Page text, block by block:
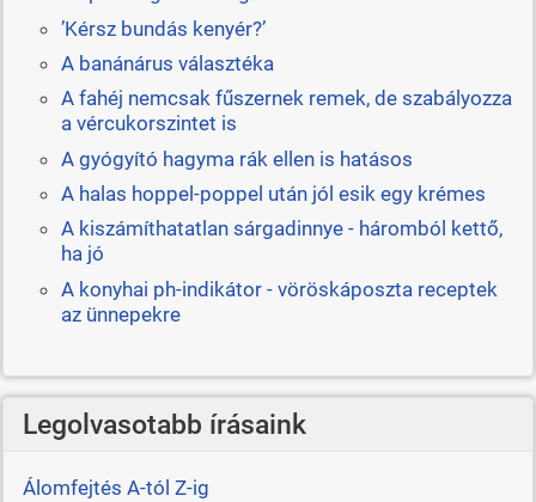
’Kérsz bundás kenyér?’
A banánárus választéka
A fahéj nemcsak fűszernek remek, de szabályozza
a vércukorszintet is
A gyógyító hagyma rák ellen is hatásos
A halas hoppel-poppel után jól esik egy krémes
A kiszámíthatatlan sárgadinnye - háromból kettő,
ha jó
A konyhai ph-indikátor - vöröskáposzta receptek
az ünnepekre
Legolvasotabb írásaink
Álomfejtés A-tól Z-ig